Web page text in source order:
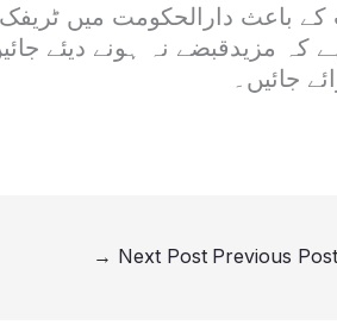
باعث دارالحکومت میں
کہ مزیدقبضے نہ ہونے دیئے
جائیں۔
Next Post
→